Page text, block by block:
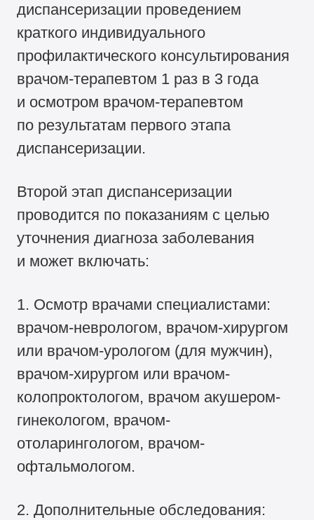
диспансеризации проведением
краткого индивидуального
профилактического консультирования
врачом-терапевтом 1 раз в 3 года
и осмотром врачом-терапевтом
по результатам первого этапа
диспансеризации.
Второй этап диспансеризации
проводится по показаниям с целью
уточнения диагноза заболевания
и может включать:
1. Осмотр врачами специалистами:
врачом-неврологом, врачом-хирургом
или врачом-урологом (для мужчин),
врачом-хирургом или врачом-
колопроктологом, врачом акушером-
гинекологом, врачом-
отоларингологом, врачом-
офтальмологом.
2. Дополнительные обследования: